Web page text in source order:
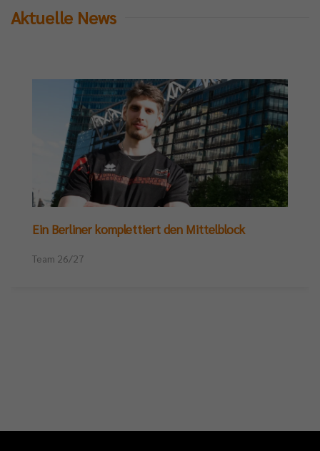
Aktuelle News
Ein Berliner komplettiert den Mittelblock
Team 26/27